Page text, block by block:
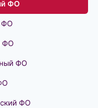
ФО
ФО
ФО
ФО
ФО